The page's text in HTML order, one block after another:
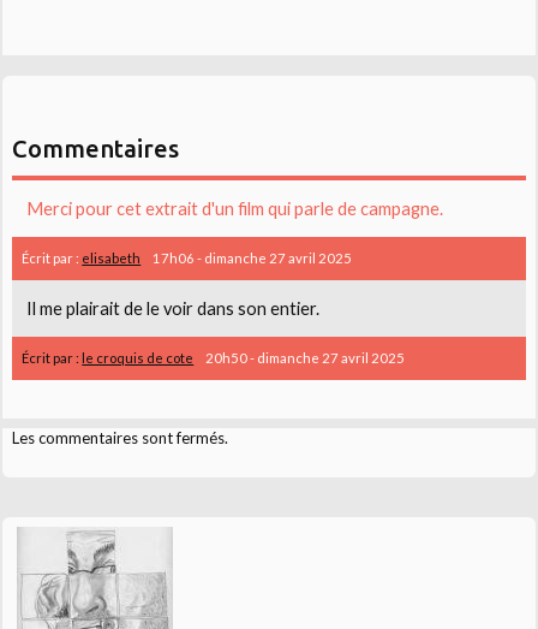
Commentaires
Merci pour cet extrait d'un film qui parle de campagne.
Écrit par : elisabeth 17h06 - dimanche 27 avril 2025
Il me plairait de le voir dans son entier.
Écrit par :le croquis de cote 20h50- dimanche 27 avril 2025
Les commentaires sont fermés.